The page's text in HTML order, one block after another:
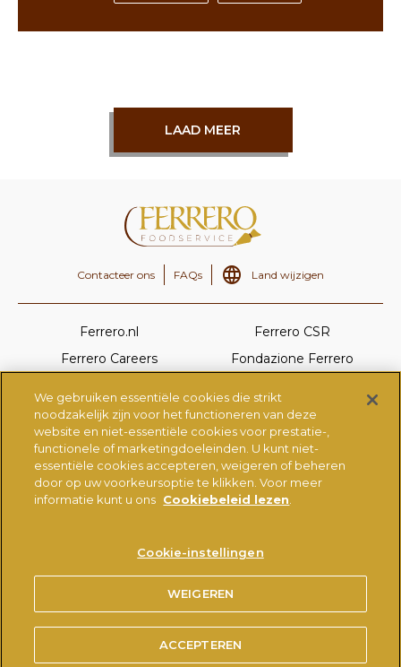
LAAD MEER
Contacteer ons FAQs Land wijzigen
Ferrero.nl
Ferrero CSR
Ferrero Careers
Fondazione Ferrero
Kinder.com
Tic-tac.com
Ferrerorocher.com
GEBRUIKSVOORWAARDEN
PRIVACYBELEID
TECHNISCHE EN ORGANISATORISCHE
© FERRERO 2026, ALLE RECHTEN VOORBEHOUDEN
We gebruiken essentiële cookies die strikt
noodzakelijk zijn voor het functioneren van deze
website en niet-essentiële cookies voor prestatie-,
functionele of marketingdoeleinden. U kunt niet-
essentiële cookies accepteren, weigeren of beheren
door op uw voorkeursoptie te klikken. Voor meer
informatie kunt u ons Cookiebeleid lezen
Cookie-instellingen
WEIGEREN
ACCEPTEREN